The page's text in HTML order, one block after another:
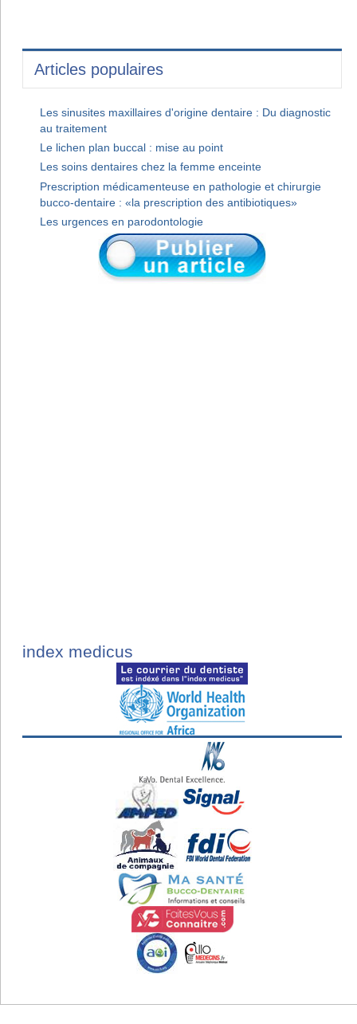
Articles populaires
Les sinusites maxillaires d'origine dentaire : Du diagnostic
au traitement
Le lichen plan buccal : mise au point
Les soins dentaires chez la femme enceinte
Prescription médicamenteuse en pathologie et chirurgie
bucco-dentaire : «la prescription des antibiotiques»
Les urgences en parodontologie
index medicus